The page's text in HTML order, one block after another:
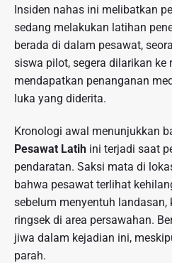
Insiden nahas ini melibatkan
sedang melakukan latihan
berada di dalam pesawat,
siswa pilot, segera dilarikan
mendapatkan penanganan
luka yang diderita.
Kronologi awal menunjukkan
Pesawat Latih ini terjadi saat
pendaratan. Saksi mata di
bahwa pesawat terlihat
sebelum menyentuh
ringsek di area persawahan.
jiwa dalam kejadian ini,
parah.